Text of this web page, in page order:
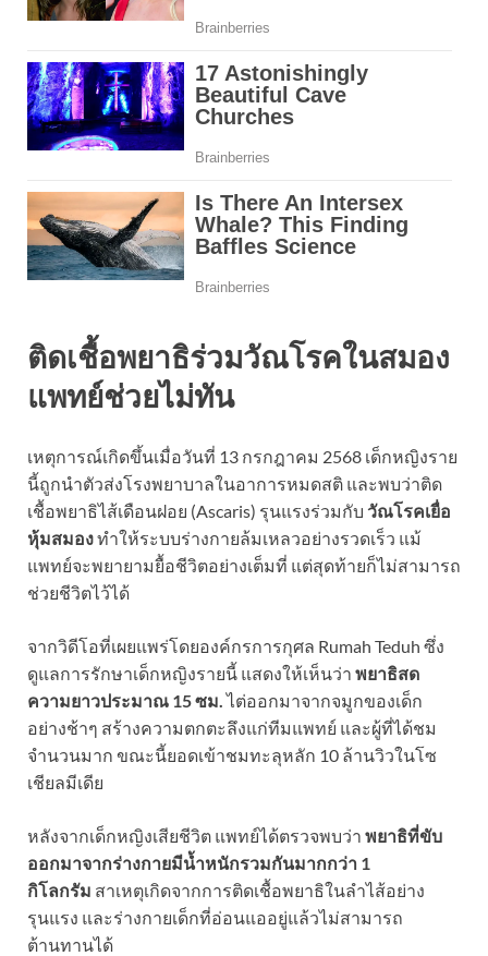
ติดเชื้อพยาธิร่วมวัณโรคในสมอง
แพทย์ช่วยไม่ทัน
เหตุการณ์เกิดขึ้นเมื่อวันที่ 13 กรกฎาคม 2568 เด็กหญิงราย
นี้ถูกนำตัวส่งโรงพยาบาลในอาการหมดสติ และพบว่าติด
เชื้อพยาธิไส้เดือนฝอย (Ascaris) รุนแรงร่วมกับ วัณโรคเยื่อ
หุ้มสมองทำให้ระบบร่างกายล้มเหลวอย่างรวดเร็ว แม้
แพทย์จะพยายามยื้อชีวิตอย่างเต็มที่ แต่สุดท้ายก็ไม่สามารถ
ช่วยชีวิตไว้ได้
จากวิดีโอที่เผยแพร่โดยองค์กรการกุศล Rumah Teduh ซึ่ง
ดูแลการรักษาเด็กหญิงรายนี้ แสดงให้เห็นว่า พยาธิสด
ความยาวประมาณ 15 ซม.ไต่ออกมาจากจมูกของเด็ก
อย่างช้าๆ สร้างความตกตะลึงแก่ทีมแพทย์ และผู้ที่ได้ชม
จำนวนมาก ขณะนี้ยอดเข้าชมทะลุหลัก 10 ล้านวิวในโซ
เชียลมีเดีย
หลังจากเด็กหญิงเสียชีวิต แพทย์ได้ตรวจพบว่า พยาธิที่ขับ
ออกมาจากร่างกายมีน้ำหนักรวมกันมากกว่า 1
กิโลกรัม สาเหตุเกิดจากการติดเชื้อพยาธิในลำไส้อย่าง
รุนแรง และร่างกายเด็กที่อ่อนแออยู่แล้วไม่สามารถ
ต้านทานได้